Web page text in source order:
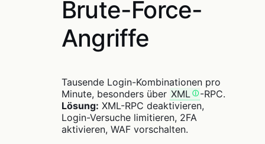
Brute-Force-
Angriffe
Tausende Login-Kombinationen pro
Minute, besonders über XML
-RPC.
Lösung: XML-RPC deaktivieren,
Login-Versuche limitieren, 2FA
aktivieren, WAF vorschalten.